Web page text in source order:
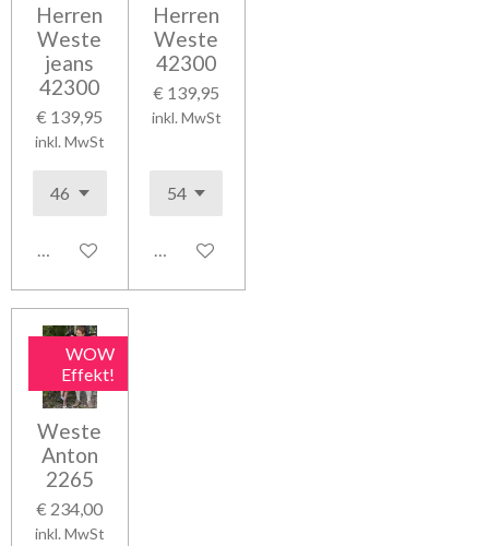
Herren
Weste
jeans
42300
€ 139,95
inkl. MwSt
In den Warenkorb
Herren
Weste
42300
€ 139,95
inkl. MwSt
In den Warenkorb
WOW
Effekt!
Weste
Anton
2265
€ 234,00
inkl. MwSt